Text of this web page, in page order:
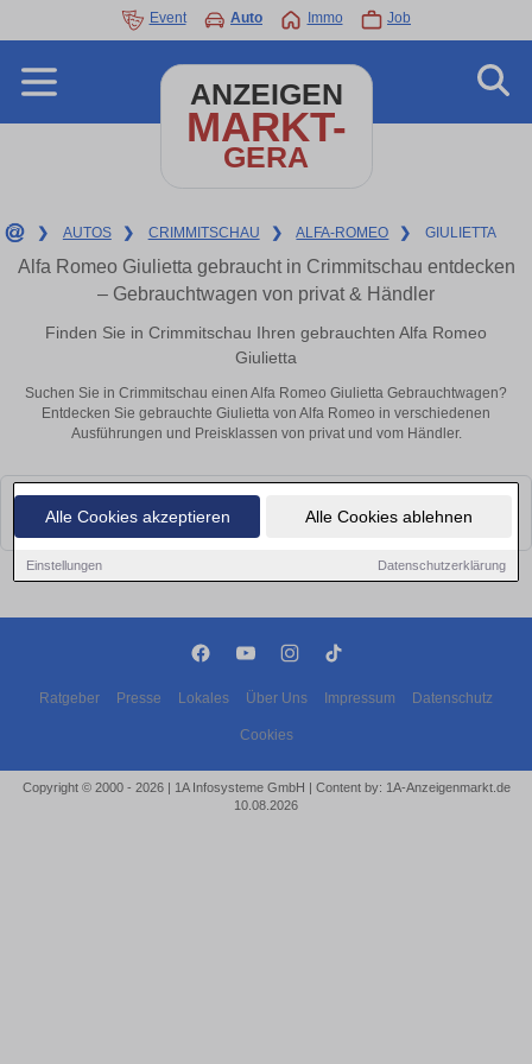
Alle Cookies akzeptieren Alle Cookies ablehnen
Einstellungen Datenschutzerklärung
Event Auto Immo Job
ANZEIGEN
MARKT-
GERA
❯ AUTOS ❯ CRIMMITSCHAU ❯ ALFA-ROMEO ❯ GIULIETTA
Alfa Romeo Giulietta gebraucht in Crimmitschau entdecken
– Gebrauchtwagen von privat & Händler
Finden Sie in Crimmitschau Ihren gebrauchten Alfa Romeo
Giulietta
Suchen Sie in Crimmitschau einen Alfa Romeo Giulietta Gebrauchtwagen?
Entdecken Sie gebrauchte Giulietta von Alfa Romeo in verschiedenen
Ausführungen und Preisklassen von privat und vom Händler.
Leider konnten wir derzeit keine passenden Autos finden. Schauen Sie
bald wieder vorbei!
Ratgeber Presse Lokales Über Uns Impressum Datenschutz
Cookies
Copyright © 2000 - 2026 | 1A Infosysteme GmbH | Content by: 1A-Anzeigenmarkt.de
10.08.2026